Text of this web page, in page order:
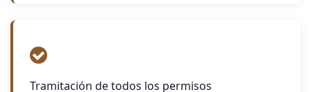
Tramitación de todos los permisos